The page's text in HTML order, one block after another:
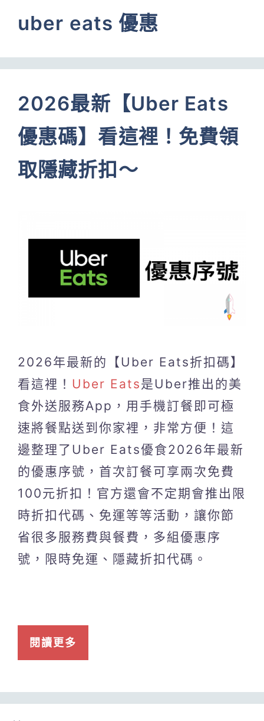
uber eats 優惠
2026最新【Uber Eats
優惠碼】看這裡！免費領
取隱藏折扣～
2026年最新的【Uber Eats折扣碼】
看這裡！ Uber Eats是Uber推出的美
食外送服務App，用手機訂餐即可極
速將餐點送到你家裡，非常方便！這
邊整理了Uber Eats優食2026年最新
的優惠序號，首次訂餐可享兩次免費
100元折扣！官方還會不定期會推出限
時折扣代碼、免運等等活動，讓你節
省很多服務費與餐費，多組優惠序
號，限時免運、隱藏折扣代碼。
閱讀更多